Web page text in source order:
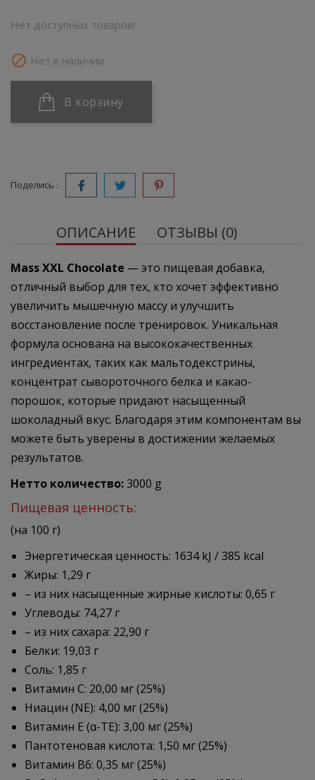
Нет доступных товаров!
 Нет в наличии
В корзину
Поделись :
ОПИСАНИЕ ОТЗЫВЫ (0)
Mass XXL Chocolate — это пищевая добавка,
отличный выбор для тех, кто хочет эффективно
увеличить мышечную массу и улучшить
восстановление после тренировок. Уникальная
формула основана на высококачественных
ингредиентах, таких как мальтодекстрины,
концентрат сывороточного белка и какао-
порошок, которые придают насыщенный
шоколадный вкус. Благодаря этим компонентам вы
можете быть уверены в достижении желаемых
результатов.
Нетто количество:3000 g
Пищевая ценность:
(на 100 г)
Энергетическая ценность: 1634 kJ / 385 kcal
Жиры: 1,29 г
– из них насыщенные жирные кислоты: 0,65 г
Углеводы: 74,27 г
– из них сахара: 22,90 г
Белки: 19,03 г
Соль: 1,85 г
Витамин C: 20,00 мг (25%)
Ниацин (NE): 4,00 мг (25%)
Витамин E (α-TE): 3,00 мг (25%)
Пантотеновая кислота: 1,50 мг (25%)
Витамин B6: 0,35 мг (25%)